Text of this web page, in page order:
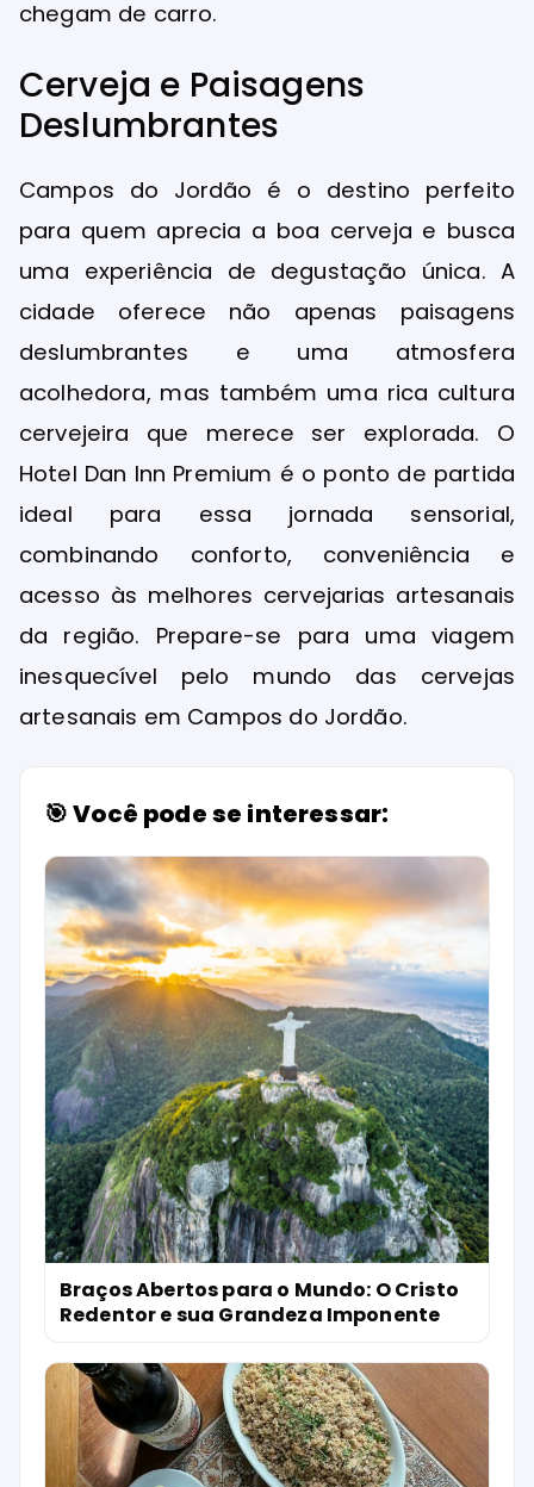
chegam de carro.
Cerveja e Paisagens
Deslumbrantes
Campos do Jordão é o destino perfeito
para quem aprecia a boa cerveja e busca
uma experiência de degustação única. A
cidade oferece não apenas paisagens
deslumbrantes e uma atmosfera
acolhedora, mas também uma rica cultura
cervejeira que merece ser explorada. O
Hotel Dan Inn Premium é o ponto de partida
ideal para essa jornada sensorial,
combinando conforto, conveniência e
acesso às melhores cervejarias artesanais
da região. Prepare-se para uma viagem
inesquecível pelo mundo das cervejas
artesanais em Campos do Jordão.
🎯 Você pode se interessar:
Braços Abertos para o Mundo: O Cristo
Redentor e sua Grandeza Imponente